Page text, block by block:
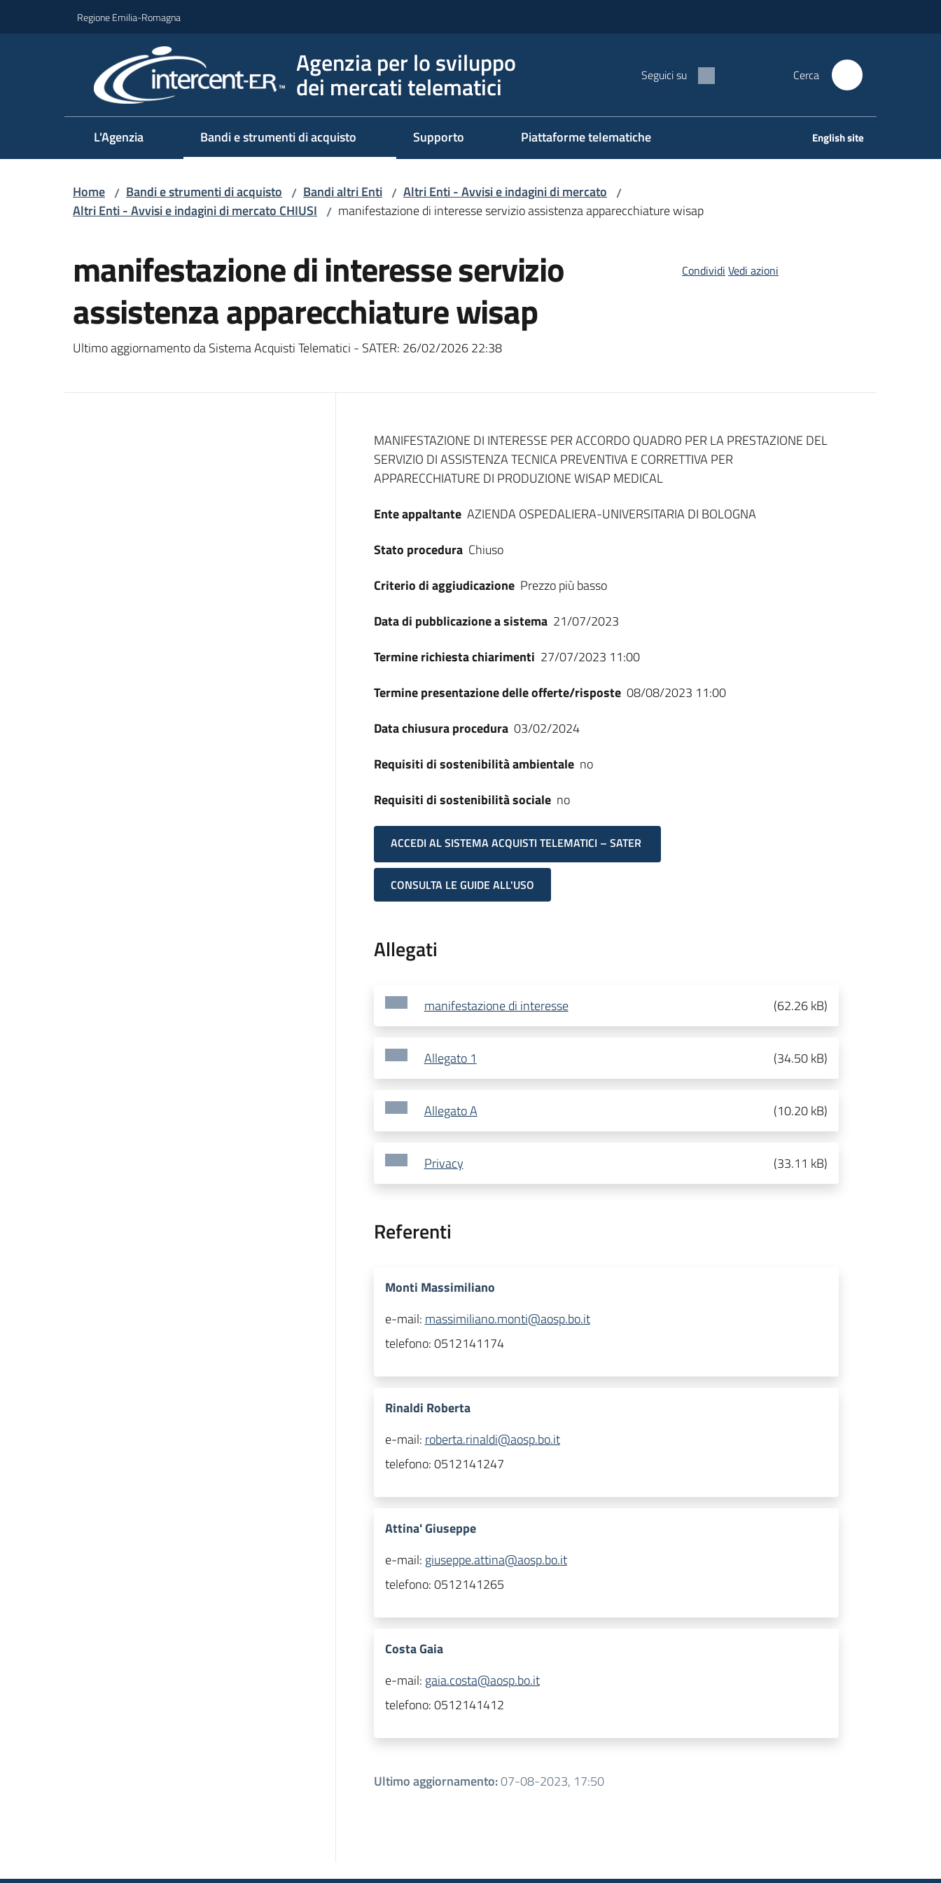
Regione Emilia-Romagna
Agenzia per lo sviluppo
dei mercati telematici Seguici su Cerca
L'Agenzia Bandi e strumenti di acquisto Supporto Piattaforme telematiche English site
Home / Bandi e strumenti di acquisto / Bandi altri Enti / Altri Enti - Avvisi e indagini di mercato /
Altri Enti - Avvisi e indagini di mercato CHIUSI / manifestazione di interesse servizio assistenza apparecchiature wisap
manifestazione di interesse servizio
assistenza apparecchiature wisap
Ultimo aggiornamento da Sistema Acquisti Telematici - SATER: 26/02/2026 22:38
Condividi Vedi azioni
Dati del bando
MANIFESTAZIONE DI INTERESSE PER ACCORDO QUADRO PER LA PRESTAZIONE DEL
SERVIZIO DI ASSISTENZA TECNICA PREVENTIVA E CORRETTIVA PER
APPARECCHIATURE DI PRODUZIONE WISAP MEDICAL
Ente appaltante AZIENDA OSPEDALIERA-UNIVERSITARIA DI BOLOGNA
Stato procedura Chiuso
Criterio di aggiudicazione Prezzo più basso
Data di pubblicazione a sistema 21/07/2023
Termine richiesta chiarimenti 27/07/2023 11:00
Termine presentazione delle offerte/risposte 08/08/2023 11:00
Data chiusura procedura 03/02/2024
Requisiti di sostenibilità ambientale no
Requisiti di sostenibilità sociale no
ACCEDI AL SISTEMA ACQUISTI TELEMATICI – SATER
CONSULTA LE GUIDE ALL'USO
Allegati
manifestazione di interesse (62.26 kB)
Allegato 1 (34.50 kB)
Allegato A (10.20 kB)
Privacy (33.11 kB)
Referenti
Monti Massimiliano
e-mail: massimiliano.monti@aosp.bo.it
telefono:0512141174
Rinaldi Roberta
e-mail: roberta.rinaldi@aosp.bo.it
telefono:0512141247
Attina' Giuseppe
e-mail: giuseppe.attina@aosp.bo.it
telefono:0512141265
Costa Gaia
e-mail: gaia.costa@aosp.bo.it
telefono:0512141412
Ultimo aggiornamento:07-08-2023, 17:50